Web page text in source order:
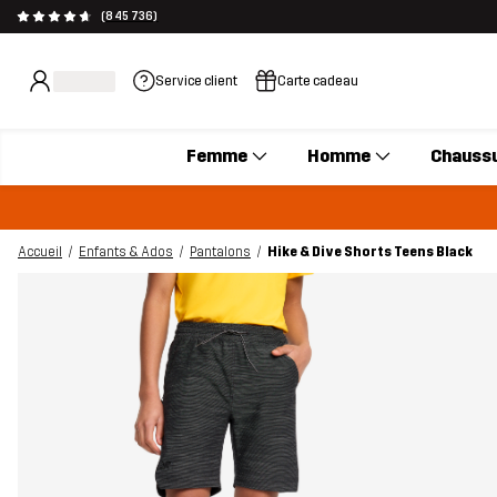
(845 736)
Service client Carte cadeau
Femme Homme
Accueil Enfants & Ados Pantalons Hike & Dive Shorts Teens Black